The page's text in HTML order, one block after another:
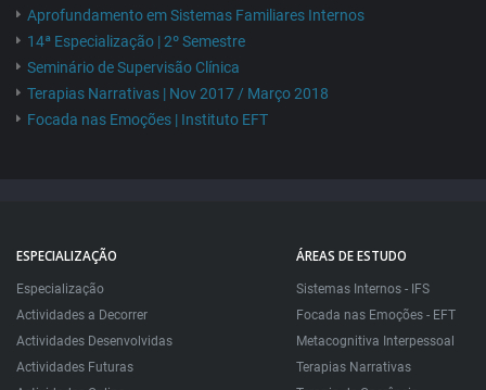
Aprofundamento em Sistemas Familiares Internos
14ª Especialização | 2º Semestre
Seminário de Supervisão Clínica
Terapias Narrativas | Nov 2017 / Março 2018
Focada nas Emoções | Instituto EFT
ESPECIALIZAÇÃO
Especialização
Actividades a Decorrer
Actividades Desenvolvidas
Actividades Futuras
ÁREAS DE ESTUDO
Sistemas Internos - IFS
Focada nas Emoções - EFT
Metacognitiva Interpessoal
Terapias Narrativas